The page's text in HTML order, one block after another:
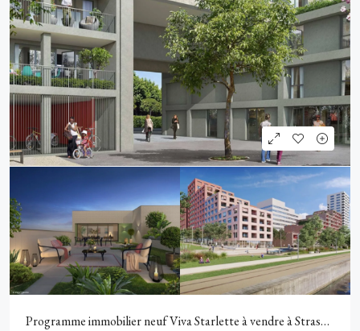
Programme immobilier neuf Viva Starlette à vendre à Strasbourg